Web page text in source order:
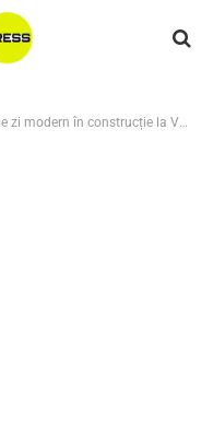
în construcție la Valea Voievozilor"